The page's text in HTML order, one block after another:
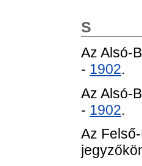
S
Az Alsó-
- 1902.
Az Alsó-
- 1902.
Az